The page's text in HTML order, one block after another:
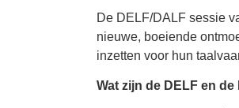
De DELF/DALF sessie
nieuwe, boeiende
inzetten voor hun
Wat zijn de DELF en de